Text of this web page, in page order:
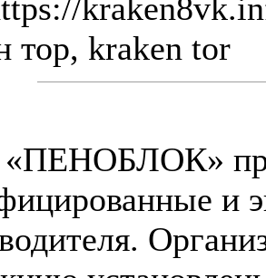
тор, kraken tor
«ПЕНОБЛОК»
и